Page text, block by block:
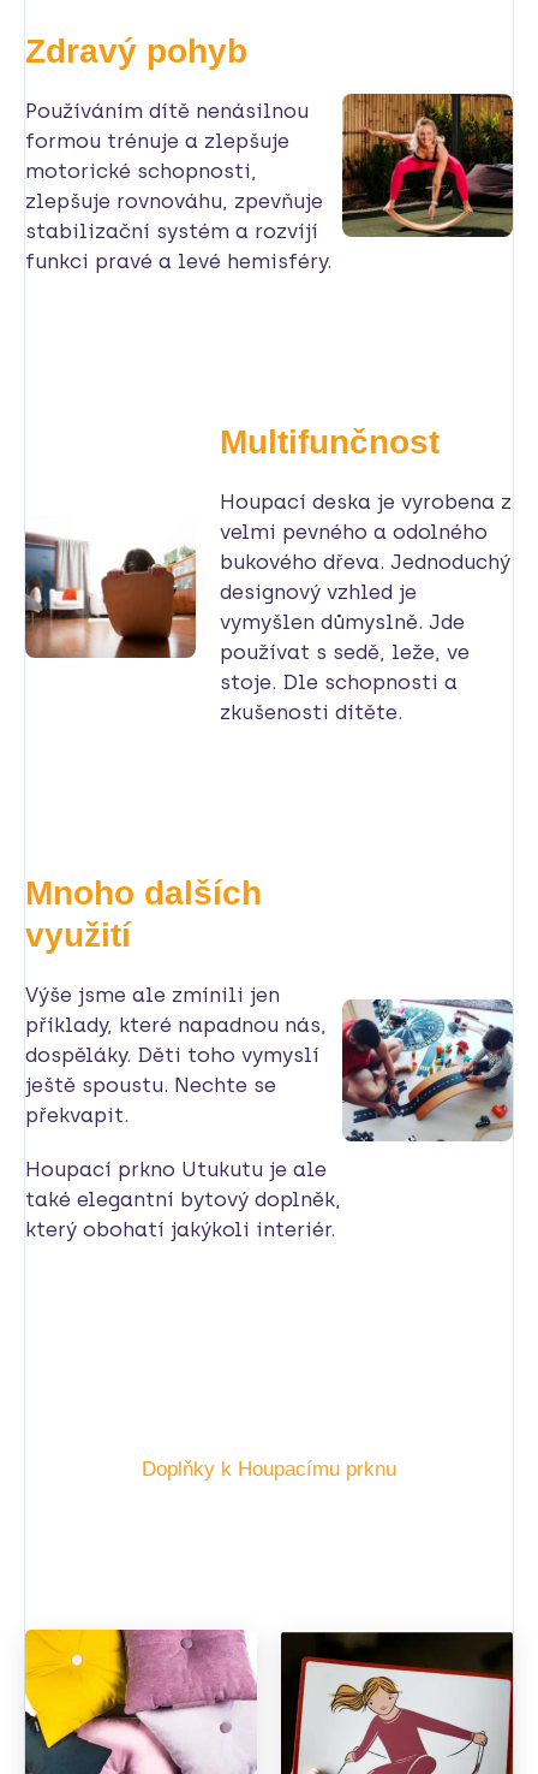
Zdravý pohyb
Používáním dítě nenásilnou
formou trénuje a zlepšuje
motorické schopnosti,
zlepšuje rovnováhu, zpevňuje
stabilizační systém a rozvíjí
funkci pravé a levé hemisféry.
Multifunčnost
Houpací deska je vyrobena z
velmi pevného a odolného
bukového dřeva. Jednoduchý
designový vzhled je
vymyšlen důmyslně. Jde
používat s sedě, leže, ve
stoje. Dle schopnosti a
zkušenosti dítěte.
Mnoho dalších
využití
Výše jsme ale zmínili jen
příklady, které napadnou nás,
dospěláky. Děti toho vymyslí
ještě spoustu. Nechte se
překvapit.
Houpací prkno Utukutu je ale
také elegantní bytový doplněk,
který obohatí jakýkoli interiér.
Doplňky k Houpacímu prknu